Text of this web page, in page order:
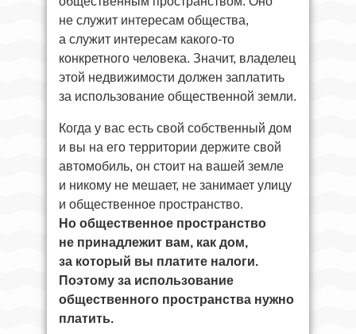
не служит интересам общества,
а служит интересам какого-то
конкретного человека. Значит, владелец
этой недвижимости должен заплатить
за использование общественной земли.
Когда у вас есть свой собственный дом
и вы на его территории держите свой
автомобиль, он стоит на вашей земле
и никому не мешает, не занимает улицу
и общественное пространство.
Но общественное пространство
не принадлежит вам, как дом,
за который вы платите налоги.
Поэтому за использование
общественного пространства нужно
платить.